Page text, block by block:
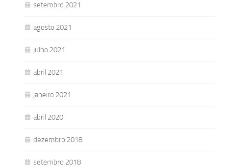
setembro 2021
agosto 2021
julho 2021
abril 2021
janeiro 2021
abril 2020
dezembro 2018
setembro 2018